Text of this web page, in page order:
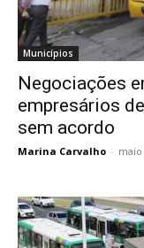
Municípios
Negociações
empresários
sem acordo
Marina Carvalho - maio